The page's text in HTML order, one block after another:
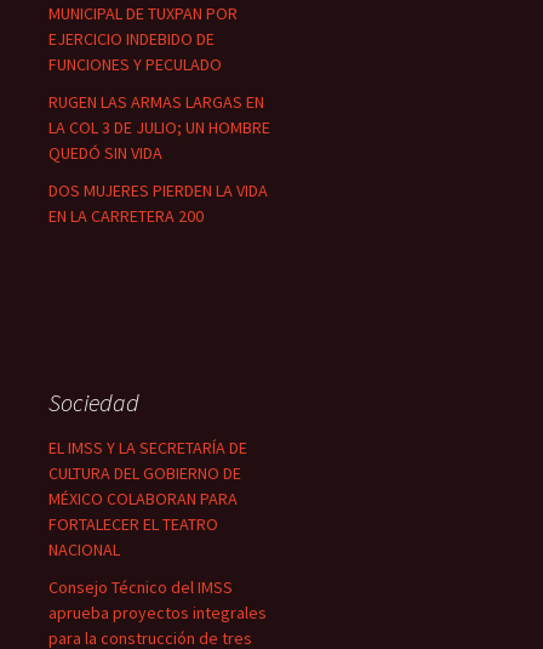
MUNICIPAL DE TUXPAN POR
EJERCICIO INDEBIDO DE
FUNCIONES Y PECULADO
RUGEN LAS ARMAS LARGAS EN
LA COL 3 DE JULIO; UN HOMBRE
QUEDÓ SIN VIDA
DOS MUJERES PIERDEN LA VIDA
EN LA CARRETERA 200
Sociedad
EL IMSS Y LA SECRETARÍA DE
CULTURA DEL GOBIERNO DE
MÉXICO COLABORAN PARA
FORTALECER EL TEATRO
NACIONAL
Consejo Técnico del IMSS
aprueba proyectos integrales
para la construcción de tres